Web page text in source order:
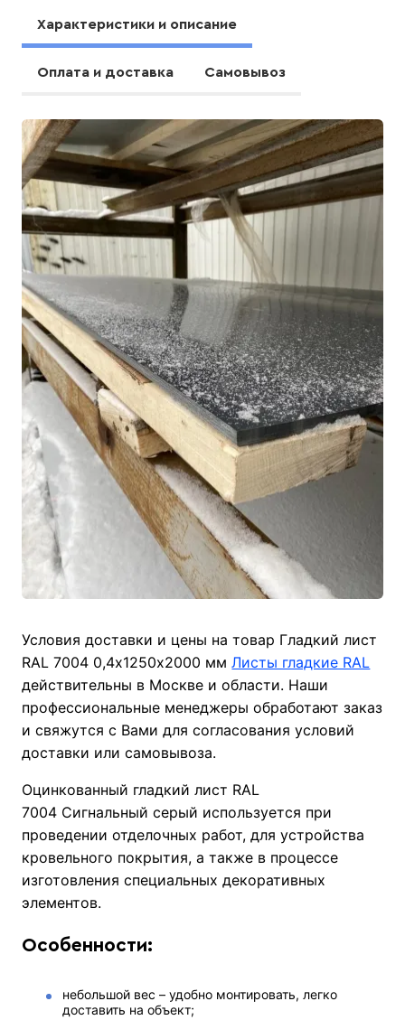
Характеристики и описание
Оплата и доставка Самовывоз
Условия доставки и цены на товар Гладкий лист
RAL 7004 0,4х1250х2000 ммЛисты гладкие RAL
действительны в Москве и области. Наши
профессиональные менеджеры обработают заказ
и свяжутся с Вами для согласования условий
доставки или самовывоза.
Оцинкованный гладкий лист RAL
7004 Сигнальный серый используется при
проведении отделочных работ, для устройства
кровельного покрытия, а также в процессе
изготовления специальных декоративных
элементов.
Особенности:
небольшой вес – удобно монтировать, легко
доставить на объект;